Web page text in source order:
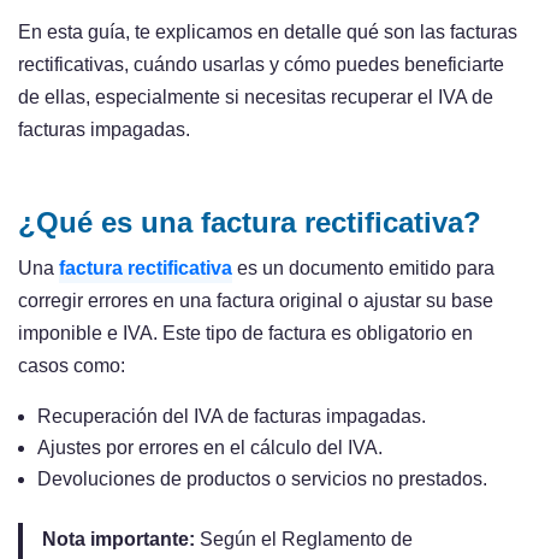
En esta guía, te explicamos en detalle qué son las facturas
rectificativas, cuándo usarlas y cómo puedes beneficiarte
de ellas, especialmente si necesitas recuperar el IVA de
facturas impagadas.
¿Qué es una factura rectificativa?
Una factura rectificativa es un documento emitido para
corregir errores en una factura original o ajustar su base
imponible e IVA. Este tipo de factura es obligatorio en
casos como:
Recuperación del IVA de facturas impagadas.
Ajustes por errores en el cálculo del IVA.
Devoluciones de productos o servicios no prestados.
Nota importante: Según el Reglamento de